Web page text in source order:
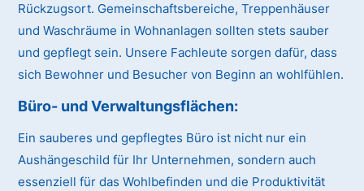
Rückzugsort. Gemeinschaftsbereiche, Treppenhäuser
und Waschräume in Wohnanlagen sollten stets sauber
und gepflegt sein. Unsere Fachleute sorgen dafür, dass
sich Bewohner und Besucher von Beginn an wohlfühlen.
Büro- und Verwaltungsflächen:
Ein sauberes und gepflegtes Büro ist nicht nur ein
Aushängeschild für Ihr Unternehmen, sondern auch
essenziell für das Wohlbefinden und die Produktivität